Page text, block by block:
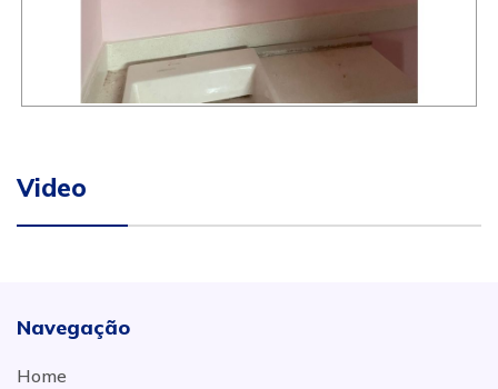
Video
Navegação
Home